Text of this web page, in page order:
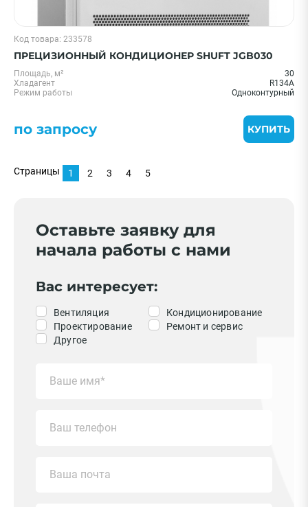
Код товара: 233578
ПРЕЦИЗИОННЫЙ КОНДИЦИОНЕР SHUFT JGB030
Площадь, м²
30
Хладагент
R134A
Режим работы
Одноконтурный
по запросу КУПИТЬ
Страницы 1 2 3 4 5
Оставьте заявку для
начала работы с нами
Вас интересует:
Вентиляция
Кондиционирование
Проектирование
Ремонт и сервис
Другое